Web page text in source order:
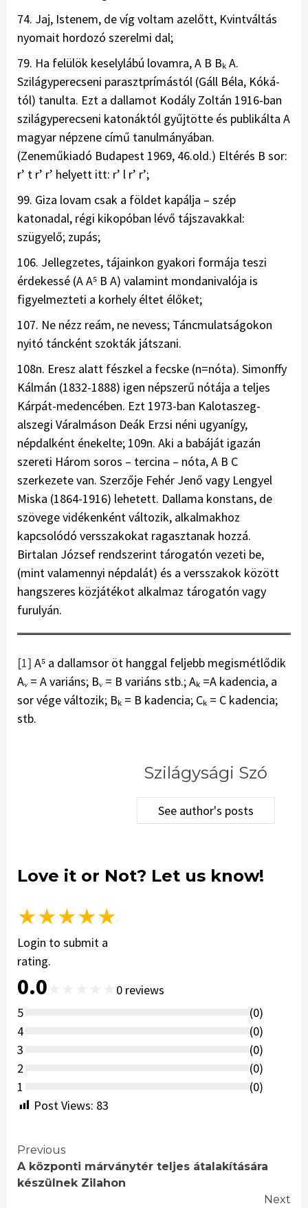
74. Jaj, Istenem, de víg voltam azelőtt, Kvintváltás
nyomait hordozó szerelmi dal;
79. Ha felülök keselylábú lovamra, A B Bₖ A.
Szilágyperecseni parasztprímástól (Gáll Béla, Kóká-
tól) tanulta. Ezt a dallamot Kodály Zoltán 1916-ban
szilágyperecseni katonáktól gyűjtötte és publikálta A
magyar népzene című tanulmányában.
(Zeneműkiadó Budapest 1969, 46.old.) Eltérés B sor:
r’ t r’ r’ helyett itt: r’ l r’ r’;
99. Giza lovam csak a földet kapálja – szép
katonadal, régi kikopóban lévő tájszavakkal:
szügyelő; zupás;
106. Jellegzetes, tájainkon gyakori formája teszi
érdekessé (A A⁵ B A) valamint mondanivalója is
figyelmezteti a korhely éltet élőket;
107. Ne nézz reám, ne nevess; Táncmulatságokon
nyitó táncként szokták játszani.
108n. Eresz alatt fészkel a fecske (n=nóta). Simonffy
Kálmán (1832-1888) igen népszerű nótája a teljes
Kárpát-medencében. Ezt 1973-ban Kalotaszeg-
alszegi Váralmáson Deák Erzsi néni ugyanígy,
népdalként énekelte; 109n. Aki a babáját igazán
szereti Három soros – tercina – nóta, A B C
szerkezete van. Szerzője Fehér Jenő vagy Lengyel
Miska (1864-1916) lehetett. Dallama konstans, de
szövege vidékenként változik, alkalmakhoz
kapcsolódó versszakokat ragasztanak hozzá.
Birtalan József rendszerint tárogatón vezeti be,
(mint valamennyi népdalát) és a versszakok között
hangszeres közjátékot alkalmaz tárogatón vagy
furulyán.
[1] A⁵ a dallamsor öt hanggal feljebb megismétlődik
Aᵥ = A variáns; Bᵥ = B variáns stb.; Aₖ =A kadencia, a
sor vége változik; Bₖ = B kadencia; Cₖ = C kadencia;
stb.
Szilágysági Szó
See author's posts
Love it or Not? Let us know!
★★★★★
Login to submit a
rating.
0.0 0 reviews
5
(0)
4
(0)
3
(0)
2
(0)
1
(0)
Post Views: 83
Continue
Reading
Previous
A központi márványtér teljes átalakítására
készülnek Zilahon
Next